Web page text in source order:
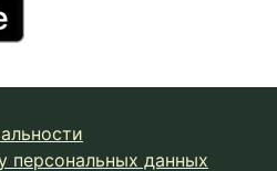
персональных данных